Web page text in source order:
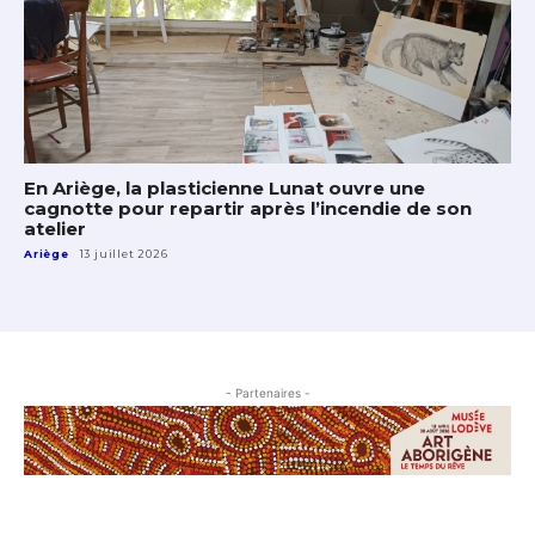
En Ariège, la plasticienne Lunat ouvre une
cagnotte pour repartir après l’incendie de son
atelier
Ariège 13 juillet 2026
- Partenaires -